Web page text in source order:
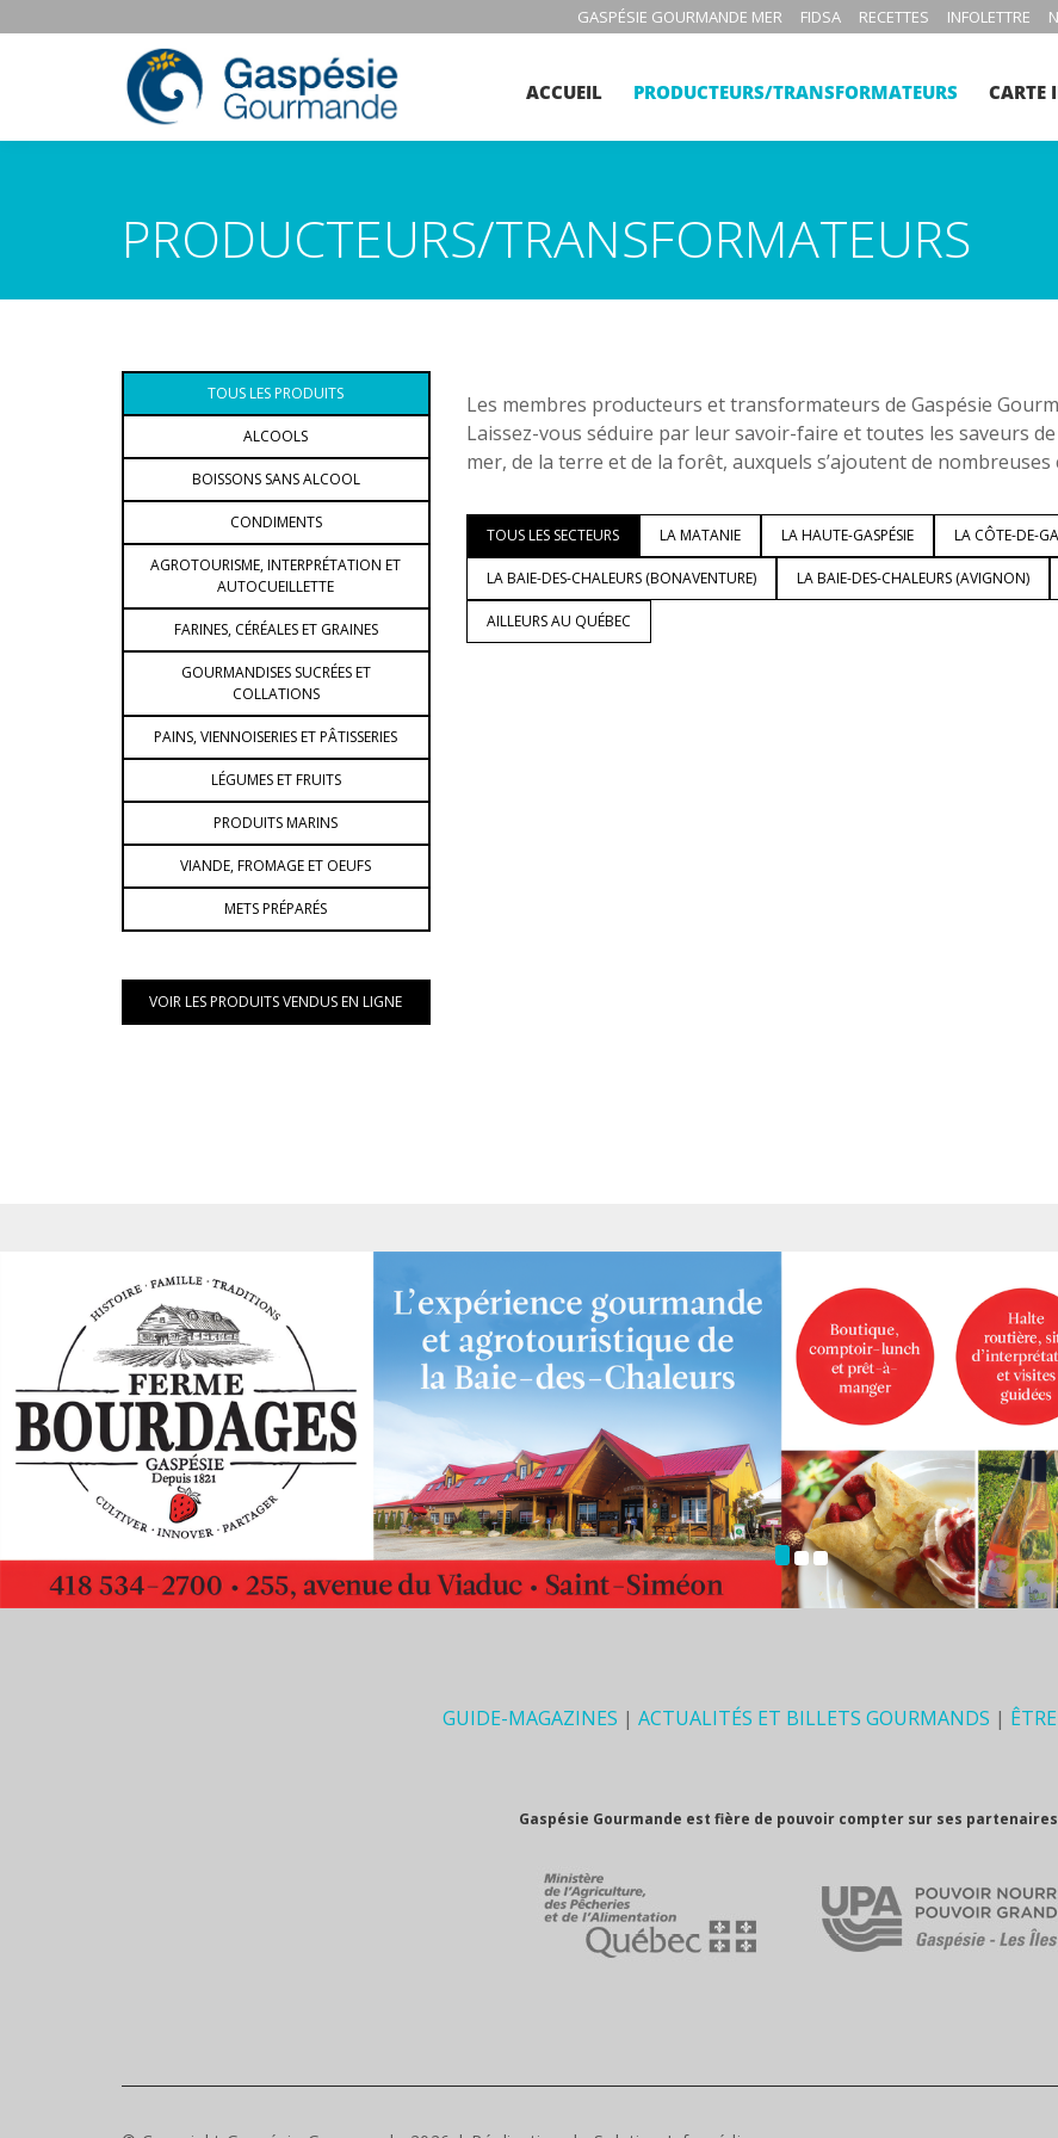
GASPÉSIE GOURMANDE MER FIDSA RECETTES INFOLETTRE
ACCUEIL PRODUCTEURS/TRANSFORMATEURS CARTE
PRODUCTEURS/TRANSFORMATEURS
TOUS LES PRODUITS
ALCOOLS
BOISSONS SANS ALCOOL
CONDIMENTS
AGROTOURISME, INTERPRÉTATION ET
AUTOCUEILLETTE
FARINES, CÉRÉALES ET GRAINES
GOURMANDISES SUCRÉES ET
COLLATIONS
PAINS, VIENNOISERIES ET PÂTISSERIES
LÉGUMES ET FRUITS
PRODUITS MARINS
VIANDE, FROMAGE ET OEUFS
METS PRÉPARÉS
VOIR LES PRODUITS VENDUS EN LIGNE
Les membres producteurs et transformateurs de Gaspésie
Laissez-vous séduire par leur savoir-faire et toutes les saveurs
mer, de la terre et de la forêt, auxquels s’ajoutent de
TOUS LES SECTEURS LA MATANIE LA HAUTE-GASPÉSIE LA CÔTE-DE-
LA BAIE-DES-CHALEURS (BONAVENTURE) LA BAIE-DES-CHALEURS (AVIGNON)
AILLEURS AU QUÉBEC
GUIDE-MAGAZINES | ACTUALITÉS ET BILLETS GOURMANDS |
Gaspésie Gourmande est fière de pouvoir compter sur ses